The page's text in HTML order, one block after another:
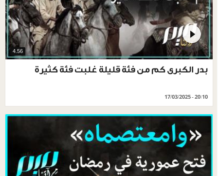
4.56
بدر الكبرى كم من فئة قليلة غلبت فئة كثيرة
17/03/2025 - 20:10